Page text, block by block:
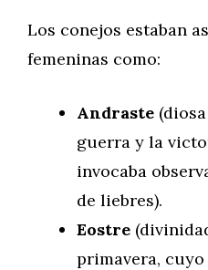
Los conejos estaban
femeninas como:
Andraste
guerra y la
invocaba
de liebres).
Eostre
primavera,